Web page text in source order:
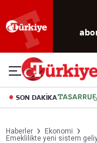
SON DAKİKA
Haberler
Ekonomi
Emeklilikte yeni sistem